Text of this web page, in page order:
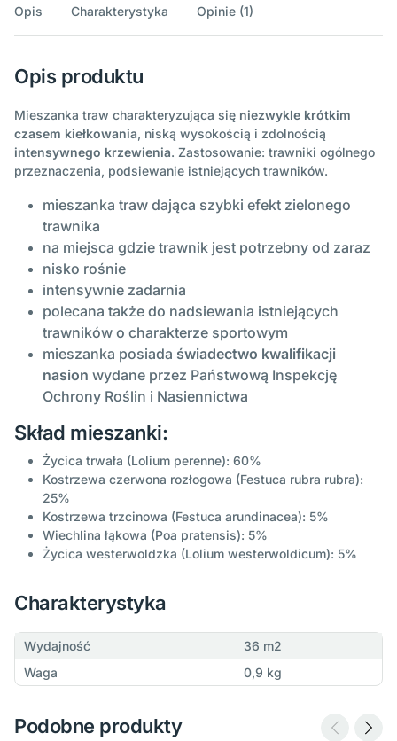
Opis Charakterystyka Opinie (1)
Opis produktu
Mieszanka traw charakteryzująca się niezwykle krótkim
czasem kiełkowania, niską wysokością i zdolnością
intensywnego krzewienia. Zastosowanie: trawniki ogólnego
przeznaczenia, podsiewanie istniejących trawników.
mieszanka traw dająca szybki efekt zielonego
trawnika
na miejsca gdzie trawnik jest potrzebny od zaraz
nisko rośnie
intensywnie zadarnia
polecana także do nadsiewania istniejących
trawników o charakterze sportowym
mieszanka posiada świadectwo kwalifikacji
nasion wydane przez Państwową Inspekcję
Ochrony Roślin i Nasiennictwa
Skład mieszanki:
Życica trwała (Lolium perenne): 60%
Kostrzewa czerwona rozłogowa (Festuca rubra rubra):
25%
Kostrzewa trzcinowa (Festuca arundinacea): 5%
Wiechlina łąkowa (Poa pratensis): 5%
Życica westerwoldzka (Lolium westerwoldicum): 5%
Charakterystyka
Wydajność
36 m2
Waga
0,9 kg
Podobne produkty